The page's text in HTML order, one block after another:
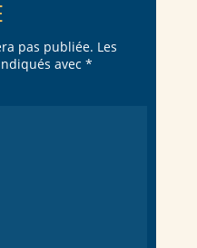
pas publiée. Les
avec *